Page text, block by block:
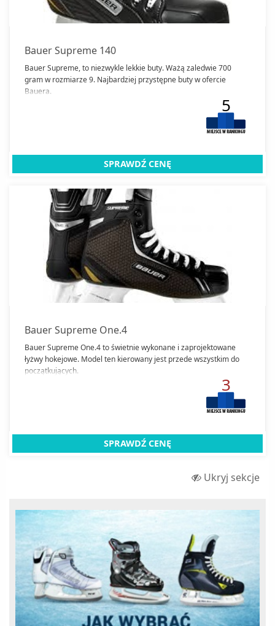
Łyżworolki
Maski antysmogowe
Narty
Buty narciarskie
Orbitreki
Rakiety tenisowe
Kaski rowerowe
Krzesełka rowerowe dla dzieci
Liczniki rowerowe
Opony rowerowe
Torby i bagażniki rowerowe
Zabezpieczenia rowerowe
Rowerki biegowe
Rowery treningowe
Sanki i ślizgacze
Zamknij
Bauer Supreme 140
Bauer Supreme, to niezwykle lekkie buty. Ważą zaledwie 700
gram w rozmiarze 9. Najbardziej przystępne buty w ofercie
Bauera.
5
SPRAWDŹ CENĘ
Bauer Supreme One.4
Bauer Supreme One.4 to świetnie wykonane i zaprojektowane
łyżwy hokejowe. Model ten kierowany jest przede wszystkim do
początkujących.
3
SPRAWDŹ CENĘ
Ukryj sekcje